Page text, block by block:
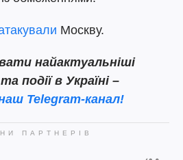
Москву.
найактуальніші
події в Україні –
Telegram-канал!